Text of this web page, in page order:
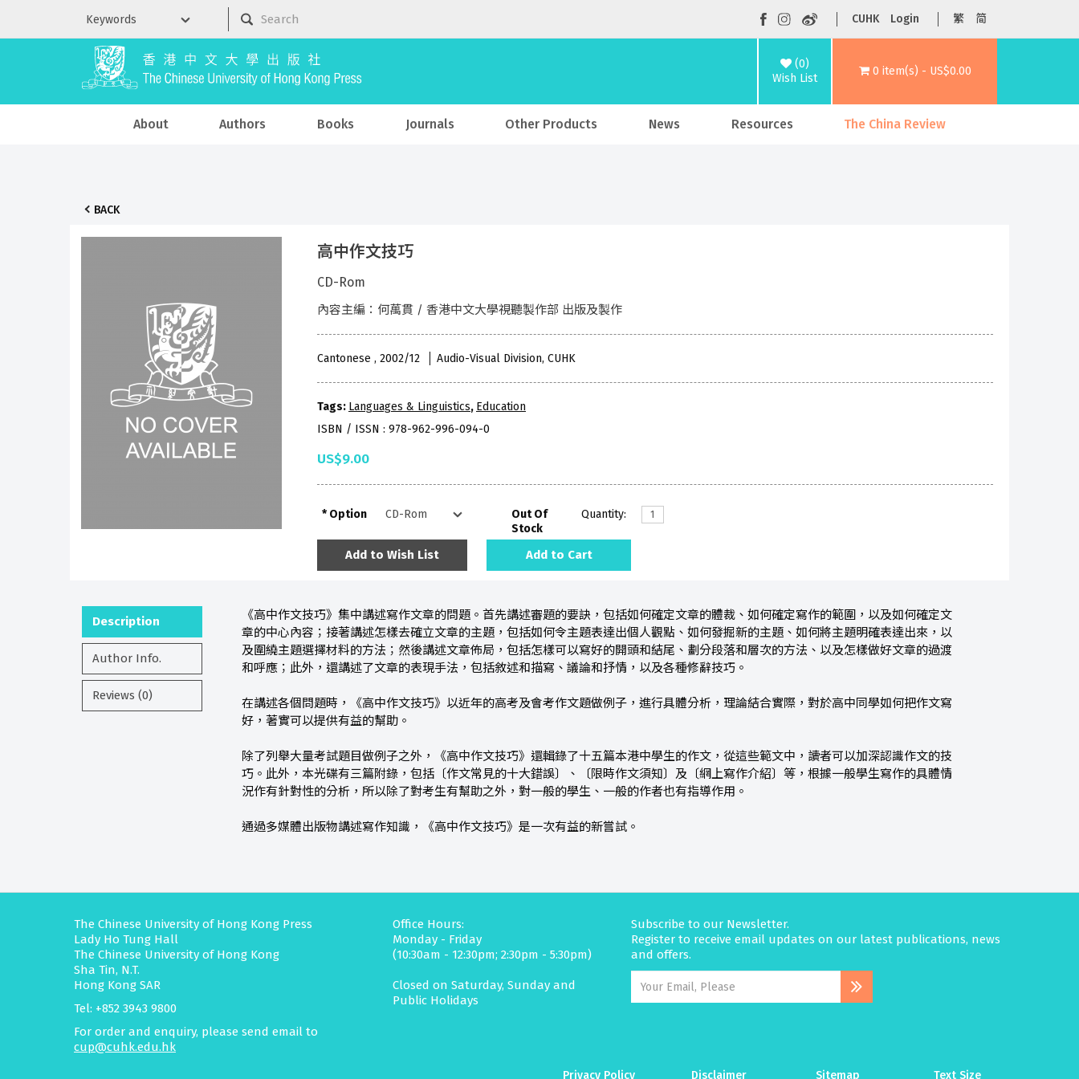
CUHK Login 繁 简
(0)
Wish List
0 item(s) - US$0.00
About Authors Books Journals Other Products News Resources The China Review
BACK
高中作文技巧
CD-Rom
內容主編：何萬貫 / 香港中文大學視聽製作部 出版及製作
Cantonese , 2002/12 Audio-Visual Division, CUHK
Tags: Languages & Linguistics, Education
ISBN / ISSN : 978-962-996-094-0
US$9.00
Option
Out Of
Stock
Quantity:
Add to Wish List Add to Cart
Description
Author Info.
Reviews (0)
《高中作文技巧》集中講述寫作文章的問題。首先講述審題的要訣，包括如何確定文章的體裁、如何確定寫作的範圍，以及如何確定文
章的中心內容；接著講述怎樣去確立文章的主題，包括如何令主題表達出個人觀點、如何發掘新的主題、如何將主題明確表達出來，以
及圍繞主題選擇材料的方法；然後講述文章佈局，包括怎樣可以寫好的開頭和結尾、劃分段落和層次的方法、以及怎樣做好文章的過渡
和呼應；此外，還講述了文章的表現手法，包括敘述和描寫、議論和抒情，以及各種修辭技巧。
在講述各個問題時，《高中作文技巧》以近年的高考及會考作文題做例子，進行具體分析，理論結合實際，對於高中同學如何把作文寫
好，著實可以提供有益的幫助。
除了列舉大量考試題目做例子之外，《高中作文技巧》還輯錄了十五篇本港中學生的作文，從這些範文中，讀者可以加深認識作文的技
巧。此外，本光碟有三篇附錄，包括〔作文常見的十大錯誤〕、〔限時作文須知〕及〔網上寫作介紹〕等，根據一般學生寫作的具體情
況作有針對性的分析，所以除了對考生有幫助之外，對一般的學生、一般的作者也有指導作用。
通過多媒體出版物講述寫作知識，《高中作文技巧》是一次有益的新嘗試。
The Chinese University of Hong Kong Press
Lady Ho Tung Hall
The Chinese University of Hong Kong
Sha Tin, N.T.
Hong Kong SAR
Tel: +852 3943 9800
For order and enquiry, please send email to
cup@cuhk.edu.hk
Office Hours:
Monday - Friday
(10:30am - 12:30pm; 2:30pm - 5:30pm)
Closed on Saturday, Sunday and
Public Holidays
Subscribe to our Newsletter.
Register to receive email updates on our latest publications, news
and offers.
Privacy Policy Disclaimer Sitemap Text Size